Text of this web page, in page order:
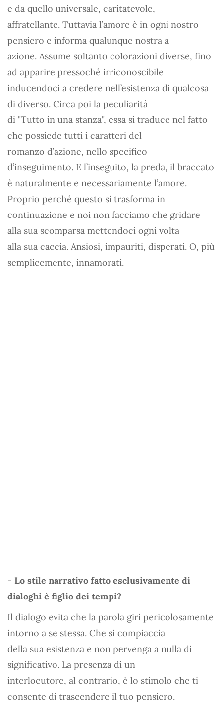
e da quello universale, caritatevole,
affratellante. Tuttavia l’amore è in ogni nostro
pensiero e informa qualunque nostra a
azione. Assume soltanto colorazioni diverse, fino
ad apparire pressoché irriconoscibile
inducendoci a credere nell’esistenza di qualcosa
di diverso. Circa poi la peculiarità
di "Tutto in una stanza", essa si traduce nel fatto
che possiede tutti i caratteri del
romanzo d’azione, nello specifico
d’inseguimento. E l’inseguito, la preda, il braccato
è naturalmente e necessariamente l’amore.
Proprio perché questo si trasforma in
continuazione e noi non facciamo che gridare
alla sua scomparsa mettendoci ogni volta
alla sua caccia. Ansiosi, impauriti, disperati. O, più
semplicemente, innamorati.
- Lo stile narrativo fatto esclusivamente di
dialoghi è figlio dei tempi?
Il dialogo evita che la parola giri pericolosamente
intorno a se stessa. Che si compiaccia
della sua esistenza e non pervenga a nulla di
significativo. La presenza di un
interlocutore, al contrario, è lo stimolo che ti
consente di trascendere il tuo pensiero.